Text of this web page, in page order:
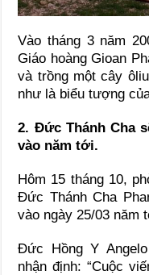
Vào tháng 3 năm
Giáo hoàng Gioan
và trồng một cây
như là biểu tượng
2. Đức Thánh Cha
vào năm tới.
Hôm 15 tháng 10,
Đức Thánh Cha
vào ngày 25/03 năm
Đức Hồng Y
nhận định: “Cuộc